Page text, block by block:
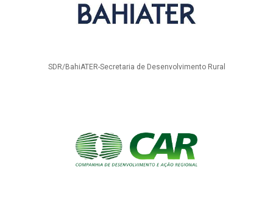
SDR/BahiATER-Secretaria de Desenvolvimento Rural